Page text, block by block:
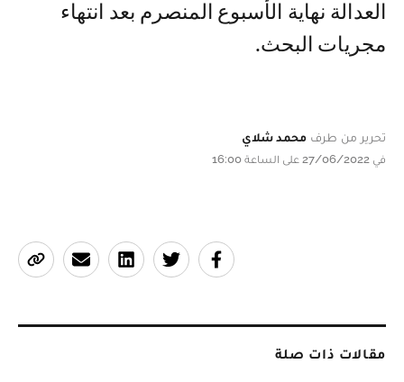
العدالة نهاية الأسبوع المنصرم بعد انتهاء
مجريات البحث.
تحرير من طرف محمد شلاي
في 27/06/2022 على الساعة 16:00
مقالات ذات صلة